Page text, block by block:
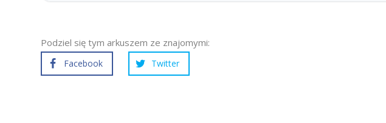
Podziel się tym arkuszem ze znajomymi:
Facebook Twitter